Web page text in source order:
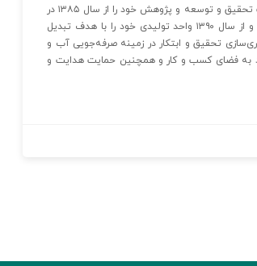
شرکت تعاونی دانش‌بنیان نوآوران بهینه کار یزد شرکتی است دانش‌بنیان که فعالیت تحقیق و توسعه و پژوهش خود را از سال ۱۳۸۵ در
زمینه صرفه‌جویی در مصرف آب و انرژی، حفظ محیط زیست و بهداشت آغاز نموده و از سال ۱۳۹۰ واحد تولیدی خود را با هدف تبدیل
تحقیق و ابتکار در زمینه صرفه‌جویی آب و
به فضای کسب و کار و همچنین حمایت هدایت و